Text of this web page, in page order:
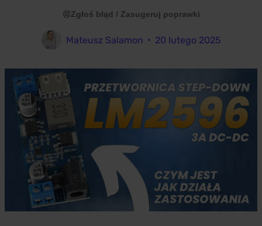
Zgłoś błąd / Zasugeruj poprawki
Mateusz Salamon 20 lutego 2025